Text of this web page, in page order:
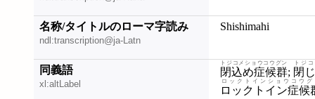
名称/タイトルのローマ字読み
ndl:transcription@ja-Latn
Shishimahi
同義語
xl:altLabel
閉込め症候群
トジコメショウコウグン
; 閉
トジ
ロックトイン症候
ロックトインショウコウグ